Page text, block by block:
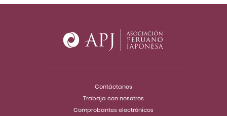
Contáctanos
Trabaja con nosotros
Comprobantes electrónicos